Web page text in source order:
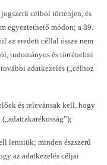
célból történjen, és
egyeztethető módon; a 89.
az eredeti céllal össze nem
tudományos és történelmi
adatkezelés („célhoz
és relevánsak kell, hogy
lenniük; minden észszerű
az adatkezelés céljai